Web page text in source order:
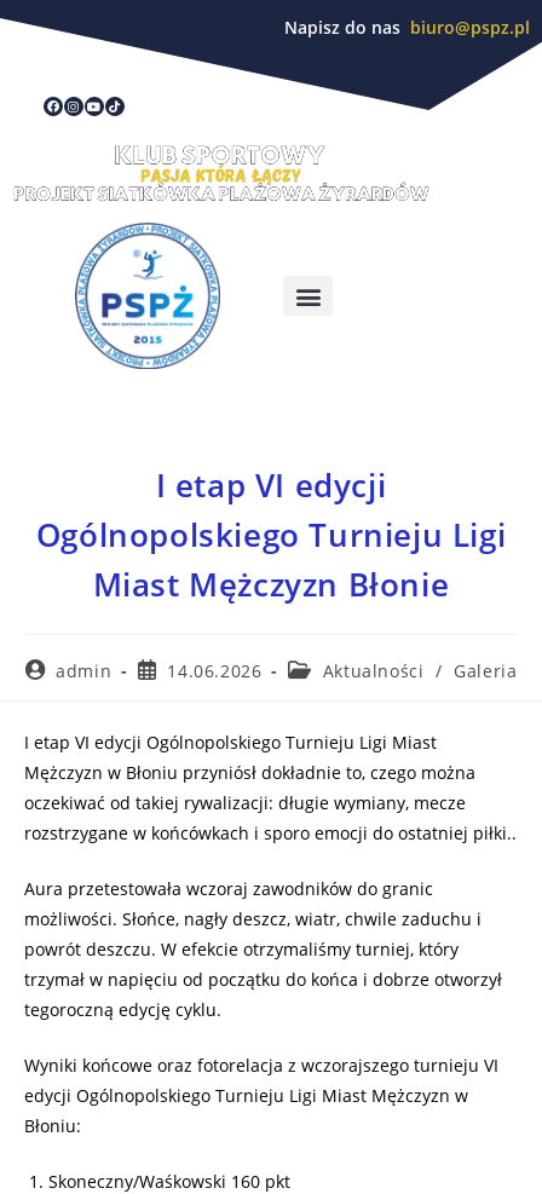
Napisz do nas biuro@pspz.pl
I etap VI edycji
Ogólnopolskiego Turnieju Ligi
Miast Mężczyzn Błonie
admin 14.06.2026 Aktualności / Galeria
I etap VI edycji Ogólnopolskiego Turnieju Ligi Miast
Mężczyzn w Błoniu przyniósł dokładnie to, czego można
oczekiwać od takiej rywalizacji: długie wymiany, mecze
rozstrzygane w końcówkach i sporo emocji do ostatniej piłki..
Aura przetestowała wczoraj zawodników do granic
możliwości. Słońce, nagły deszcz, wiatr, chwile zaduchu i
powrót deszczu. W efekcie otrzymaliśmy turniej, który
trzymał w napięciu od początku do końca i dobrze otworzył
tegoroczną edycję cyklu.
Wyniki końcowe oraz fotorelacja z wczorajszego turnieju VI
edycji Ogólnopolskiego Turnieju Ligi Miast Mężczyzn w
Błoniu:
Skoneczny/Waśkowski 160 pkt